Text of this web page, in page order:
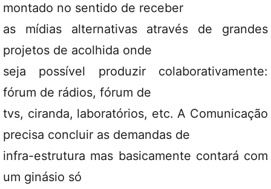
montado no sentido de receber
as mídias alternativas através de grandes
projetos de acolhida onde
seja possível produzir colaborativamente:
fórum de rádios, fórum de
tvs, ciranda, laboratórios, etc. A Comunicação
precisa concluir as demandas de
infra-estrutura mas basicamente contará com
um ginásio só